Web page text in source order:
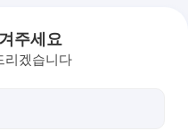
주세요
리겠습니다